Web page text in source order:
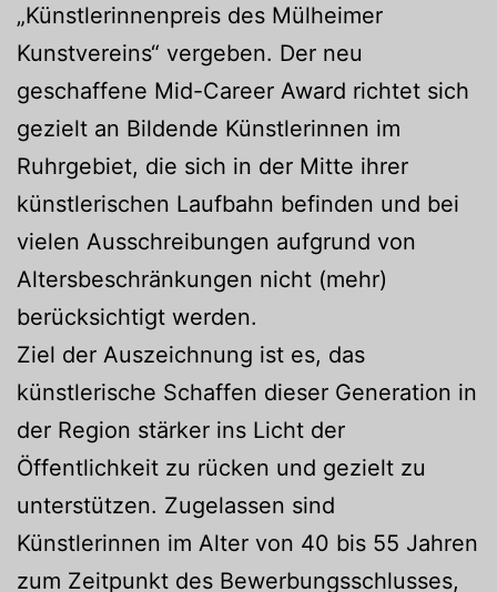
„Künstlerinnenpreis des Mülheimer
Kunstvereins“ vergeben. Der neu
geschaffene Mid-Career Award richtet sich
gezielt an Bildende Künstlerinnen im
Ruhrgebiet, die sich in der Mitte ihrer
künstlerischen Laufbahn befinden und bei
vielen Ausschreibungen aufgrund von
Altersbeschränkungen nicht (mehr)
berücksichtigt werden.
Ziel der Auszeichnung ist es, das
künstlerische Schaffen dieser Generation in
der Region stärker ins Licht der
Öffentlichkeit zu rücken und gezielt zu
unterstützen. Zugelassen sind
Künstlerinnen im Alter von 40 bis 55 Jahren
zum Zeitpunkt des Bewerbungsschlusses,